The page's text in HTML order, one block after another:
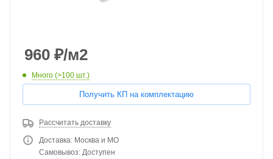
960 ₽/м2
Много (>100 шт.)
Получить КП на комплектацию
Рассчитать доставку
Доставка: Москва и МО
Самовывоз: Доступен